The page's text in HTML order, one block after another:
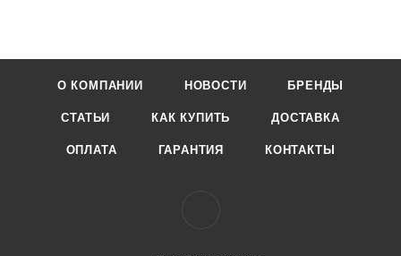
О КОМПАНИИ НОВОСТИ БРЕНДЫ
СТАТЬИ КАК КУПИТЬ ДОСТАВКА
ОПЛАТА ГАРАНТИЯ КОНТАКТЫ